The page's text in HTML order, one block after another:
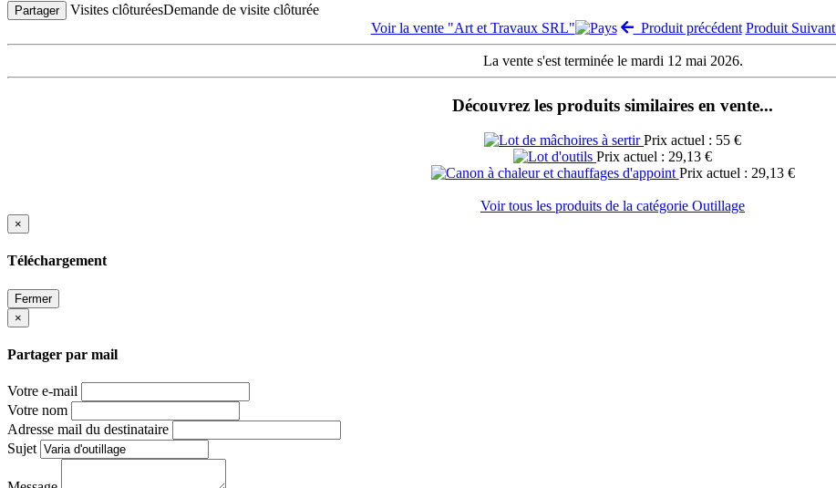
Partager Visites clôturéesDemande de visite clôturée
Voir la vente "Art et Travaux SRL"
Produit précédent Produit Suivant
La vente s'est terminée le mardi 12 mai 2026.
Découvrez les produits similaires en vente...
Prix actuel : 55 €
Prix actuel : 29,13 €
Prix actuel : 29,13 €
Voir tous les produits de la catégorie Outillage
×
Téléchargement
Fermer
×
Partager par mail
Votre e-mail
Votre nom
Adresse mail du destinataire
Sujet